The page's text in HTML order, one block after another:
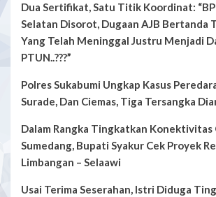
Dua Sertifikat, Satu Titik Koordinat:
Selatan Disorot, Dugaan AJB Bertanda
Yang Telah Meninggal Justru Menjadi
PTUN..???”
Polres Sukabumi Ungkap Kasus
Surade, Dan Ciemas, Tiga Tersangka
Dalam Rangka Tingkatkan Konektivitas
Sumedang, Bupati Syakur Cek Proyek
Limbangan – Selaawi
Usai Terima Seserahan, Istri Diduga